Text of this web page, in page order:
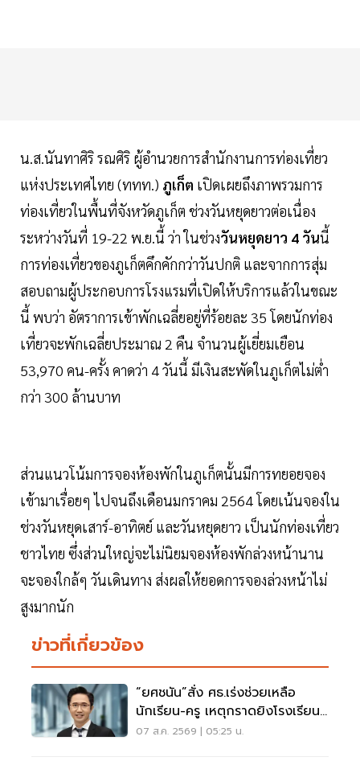
น.ส.นันทาศิริ รณศิริ ผู้อำนวยการสำนักงานการท่องเที่ยว
แห่งประเทศไทย (ททท.) ภูเก็ต เปิดเผยถึงภาพรวมการ
ท่องเที่ยวในพื้นที่จังหวัดภูเก็ต ช่วงวันหยุดยาวต่อเนื่อง
ระหว่างวันที่ 19-22 พ.ย.นี้ ว่า ในช่วงวันหยุดยาว 4 วันนี้
การท่องเที่ยวของภูเก็ตคึกคักกว่าวันปกติ และจากการสุ่ม
สอบถามผู้ประกอบการโรงแรมที่เปิดให้บริการแล้วในขณะ
นี้ พบว่า อัตราการเข้าพักเฉลี่ยอยู่ที่ร้อยละ 35 โดยนักท่อง
เที่ยวจะพักเฉลี่ยประมาณ 2 คืน จำนวนผู้เยี่ยมเยือน
53,970 คน-ครั้ง คาดว่า 4 วันนี้ มีเงินสะพัดในภูเก็ตไม่ต่ำ
กว่า 300 ล้านบาท
ส่วนแนวโน้มการจองห้องพักในภูเก็ตนั้นมีการทยอยจอง
เข้ามาเรื่อยๆ ไปจนถึงเดือนมกราคม 2564 โดยเน้นจองใน
ช่วงวันหยุดเสาร์-อาทิตย์ และวันหยุดยาว เป็นนักท่องเที่ยว
ชาวไทย ซึ่งส่วนใหญ่จะไม่นิยมจองห้องพักล่วงหน้านาน
จะจองใกล้ๆ วันเดินทาง ส่งผลให้ยอดการจองล่วงหน้าไม่
สูงมากนัก
ข่าวที่เกี่ยวข้อง
“ยศชนัน”สั่ง ศธ.เร่งช่วยเหลือ
นักเรียน-ครู เหตุกราดยิงโรงเรียน
นนทบุรี
07 ส.ค. 2569 | 05:25 น.